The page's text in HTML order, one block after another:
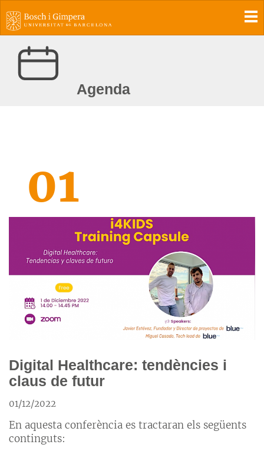
Agenda
01
Digital Healthcare: tendències i
claus de futur
01/12/2022
En aquesta conferència es tractaran els següents
continguts: